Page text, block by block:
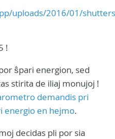
!
ŝpari energion, sed
stirita de iliaj monujoj !
demandis pri
energio en hejmo.
decidas pli por sia